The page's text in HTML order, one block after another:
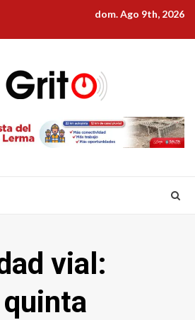
dom. Ago 9th, 2026
vial: